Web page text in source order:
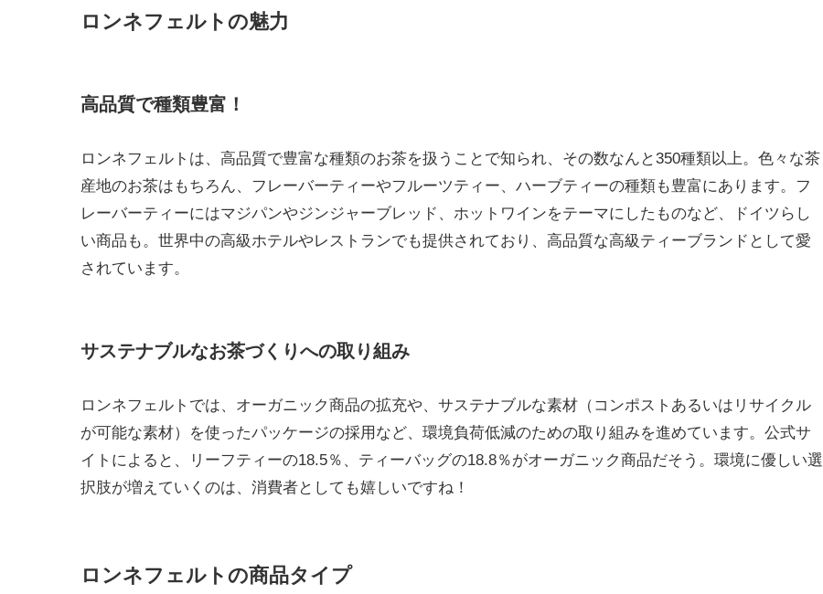
ロンネフェルトの魅力
高品質で種類豊富！
ロンネフェルトは、高品質で豊富な種類のお茶を扱うことで知られ、その数なんと350種類以上。色々な茶
産地のお茶はもちろん、フレーバーティーやフルーツティー、ハーブティーの種類も豊富にあります。フ
レーバーティーにはマジパンやジンジャーブレッド、ホットワインをテーマにしたものなど、ドイツらし
い商品も。世界中の高級ホテルやレストランでも提供されており、高品質な高級ティーブランドとして愛
されています。
サステナブルなお茶づくりへの取り組み
ロンネフェルトでは、オーガニック商品の拡充や、サステナブルな素材（コンポストあるいはリサイクル
が可能な素材）を使ったパッケージの採用など、環境負荷低減のための取り組みを進めています。公式サ
イトによると、リーフティーの18.5％、ティーバッグの18.8％がオーガニック商品だそう。環境に優しい選
択肢が増えていくのは、消費者としても嬉しいですね！
ロンネフェルトの商品タイプ